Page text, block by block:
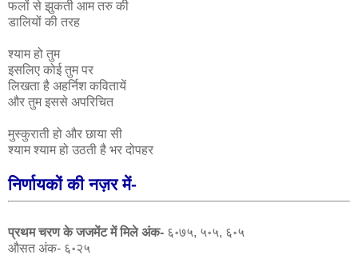
फलों से झुकती आम तरु की
डालियों की तरह
श्याम हो तुम
इसलिए कोई तुम पर
लिखता है अहर्निश कवितायें
और तुम इससे अपरिचित
मुस्कुराती हो और छाया सी
श्याम श्याम हो उठती है भर दोपहर
निर्णायकों की नज़र में-
प्रथम चरण के जजमेंट में मिले अंक- ६॰७५, ५॰५, ६॰५
औसत अंक- ६॰२५